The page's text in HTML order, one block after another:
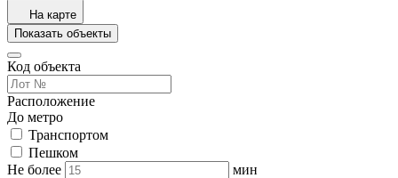
На карте
Показать объекты
Код объекта
Расположение
До метро
Транспортом
Пешком
Не более
мин